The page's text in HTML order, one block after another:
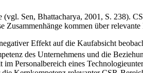
Sen, Bhattacharya, 2001, S. 238).
kommen über
Effekt auf die Kaufabsicht
des Unternehmens und die
Personalbereich eines